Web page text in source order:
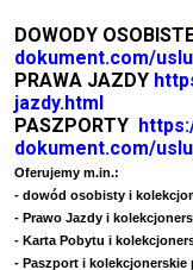
DOWODY
dokument.com/
PRAWA JAZDY
jazdy.html
PASZPORTY
dokument.com/
Oferujemy m.in.:
- dowód osobisty i
- Prawo Jazdy i
- Karta Pobytu i
- Paszport i kolekcjonerskie